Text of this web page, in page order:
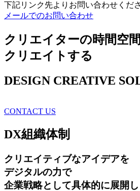
下記リンク先よりお問い合わせくださ
メールでのお問い合わせ
クリエイターの時間空
クリエイトする
DESIGN CREATIVE
CONTACT US
DX組織体制
クリエイティブなアイデアを
デジタルの力で
企業戦略として具体的に展開し